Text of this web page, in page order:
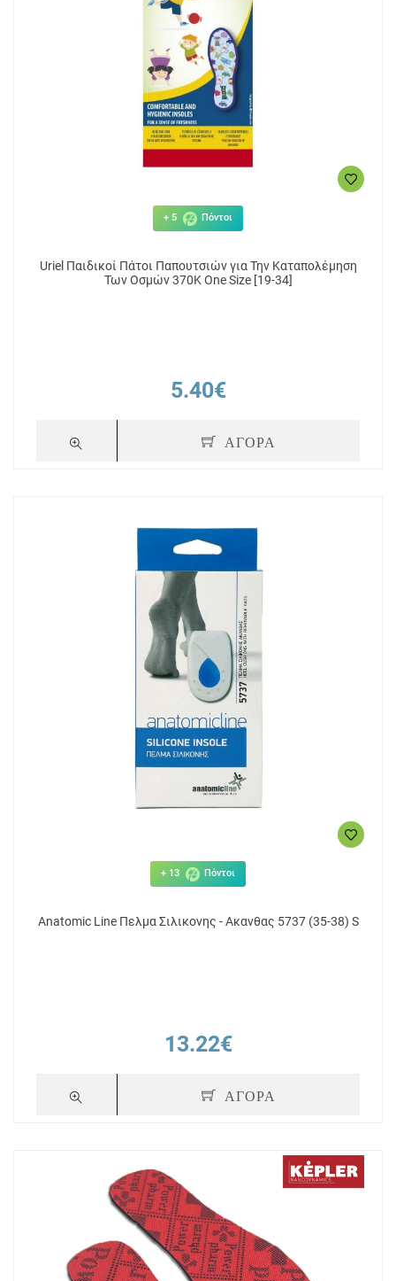
+ 5 Πόντοι
Uriel Παιδικοί Πάτοι Παπουτσιών για Την Καταπολέμηση
Των Οσμών 370K One Size [19-34]
5.40€
ΑΓΟΡΑ
+ 13 Πόντοι
Anatomic Line Πελμα Σιλικονης - Ακανθας 5737 (35-38) S
13.22€
ΑΓΟΡΑ